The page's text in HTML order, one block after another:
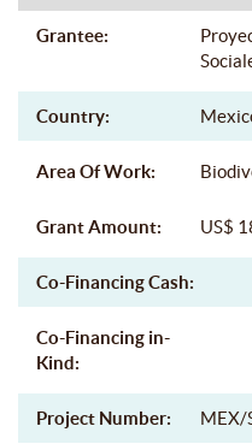
Grantee:
Country:
Area Of Work:
Grant Amount: US$
Co-Financing Cash:
Co-Financing in-
Kind:
Project Number: MEX/